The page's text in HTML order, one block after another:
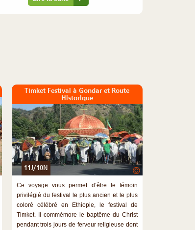
Timket Festival à Gondar et Route
Historique
11J/10N ©
Ce voyage vous permet d’être le témoin
privilégié du festival le plus ancien et le plus
coloré célébré en Ethiopie, le festival de
Timket. Il commémore le baptême du Christ
pendant trois jours de ferveur religieuse dont